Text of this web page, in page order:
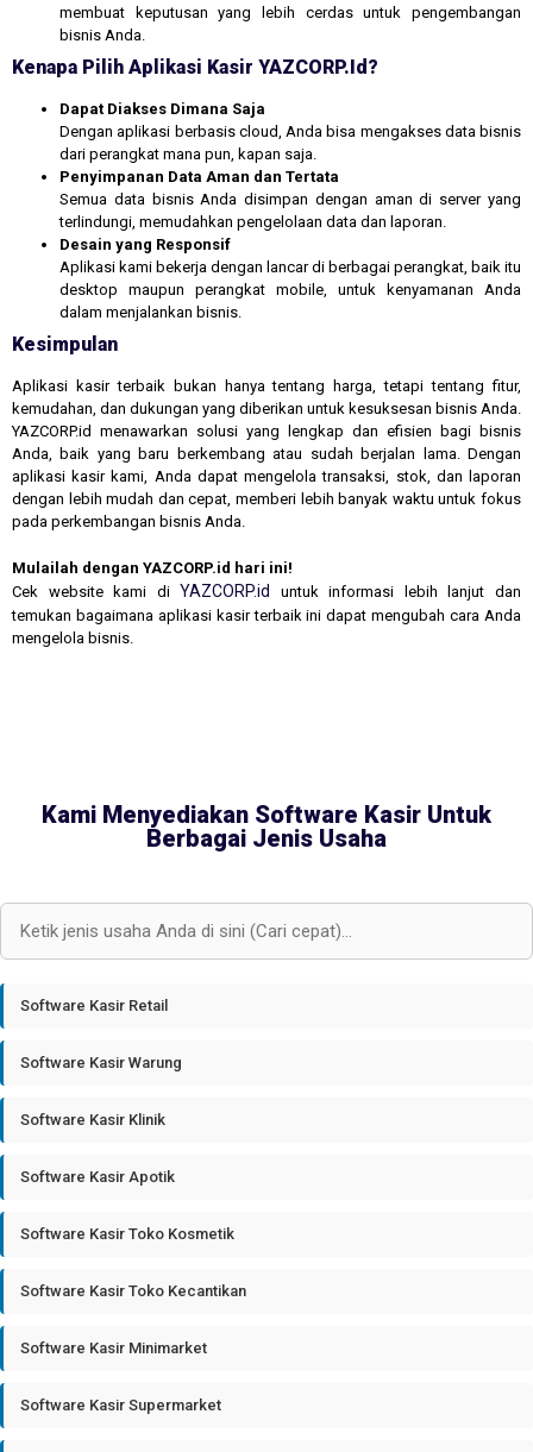
membuat keputusan yang lebih cerdas untuk pengembangan
bisnis Anda.
Kenapa Pilih Aplikasi Kasir YAZCORP.id?
Dapat Diakses Dimana Saja
Dengan aplikasi berbasis cloud, Anda bisa mengakses data bisnis
dari perangkat mana pun, kapan saja.
Penyimpanan Data Aman dan Tertata
Semua data bisnis Anda disimpan dengan aman di server yang
terlindungi, memudahkan pengelolaan data dan laporan.
Desain yang Responsif
Aplikasi kami bekerja dengan lancar di berbagai perangkat, baik itu
desktop maupun perangkat mobile, untuk kenyamanan Anda
dalam menjalankan bisnis.
Kesimpulan
Aplikasi kasir terbaik bukan hanya tentang harga, tetapi tentang fitur,
kemudahan, dan dukungan yang diberikan untuk kesuksesan bisnis Anda.
YAZCORP.id menawarkan solusi yang lengkap dan efisien bagi bisnis
Anda, baik yang baru berkembang atau sudah berjalan lama. Dengan
aplikasi kasir kami, Anda dapat mengelola transaksi, stok, dan laporan
dengan lebih mudah dan cepat, memberi lebih banyak waktu untuk fokus
pada perkembangan bisnis Anda.
Mulailah dengan YAZCORP.id hari ini!
Cek website kami di YAZCORP.id
untuk informasi lebih lanjut dan
temukan bagaimana aplikasi kasir terbaik ini dapat mengubah cara Anda
mengelola bisnis.
Kami Menyediakan Software Kasir Untuk
Berbagai Jenis Usaha
Software Kasir Retail
Software Kasir Warung
Software Kasir Klinik
Software Kasir Apotik
Software Kasir Toko Kosmetik
Software Kasir Toko Kecantikan
Software Kasir Minimarket
Software Kasir Supermarket